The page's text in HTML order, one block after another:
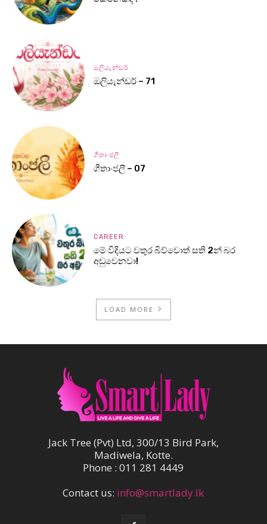
ඔලියැන්ඩර්
ඔලියැන්ඩර් – 71
ගීතාංජලී
ගීතාංජලී – 07
CAREER
මේ විදියට වතුර බිව්වොත් සති 2න් බර
අඩුවෙනවා!
LOAD MORE
Jack Tree (Pvt) Ltd, 300/13 Bird Park,
Madiwela, Kotte.
Phone : 011 281 4449
Contact us: info@smartlady.lk